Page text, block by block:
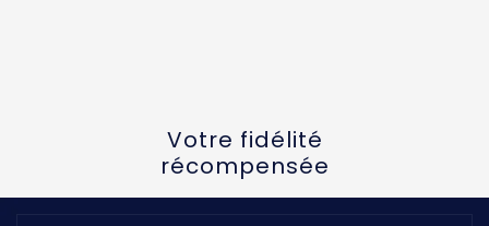
Votre fidélité
récompensée